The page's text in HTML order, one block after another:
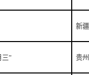
新
” 贵